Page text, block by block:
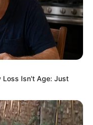
Loss Isn't Age: Just